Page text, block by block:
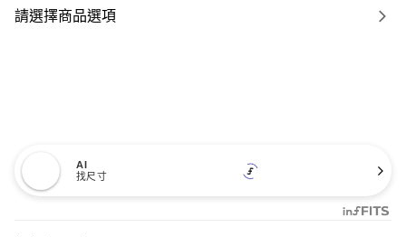
請選擇商品選項
AI
找尺寸